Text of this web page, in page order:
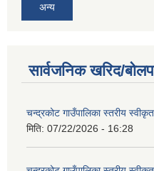
अन्य
सार्वजनिक खरिद/
चन्द्रकोट गाउँपालिका स्तरीय
मिति: 07/22/2026 - 16:28